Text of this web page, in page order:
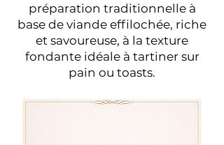
préparation traditionnelle à
base de viande effilochée, riche
et savoureuse, à la texture
fondante idéale à tartiner sur
pain ou toasts.